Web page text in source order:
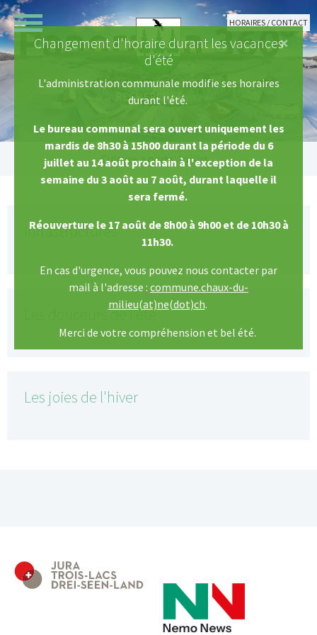
Aller au contenu principal
HORAIRES / CONTACT
Changement d'horaire durant les vacances
d'été
L'administration communale modifie ses horaires
durant l'été.
Le bureau communal sera ouvert uniquement les
mardis de 8h30 à 15h00 durant la période du 6
juillet au 14 août prochain à l'exception de la
semaine du 3 août au 7 août, durant laquelle il
sera fermé.
Réouverture le 17 août de 8h00 à 9h00 et de 10h30 à
11h30.
En cas d'urgence, vous pouvez nous contacter par
mail à l'adresse : commune.chaux-du-
milieu(at)ne(dot)ch.
Merci de votre compréhension et bel été.
×
Vous êtes ici:
Culture, sports, loisirs
Infrastructures
Les douceurs de l'été
Les joies de l'hiver